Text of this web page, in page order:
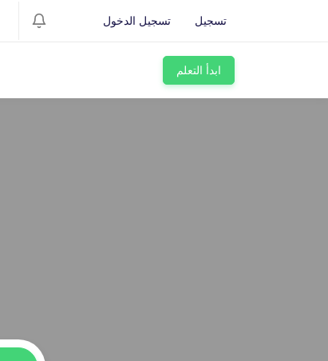
تسجيل الدخول تسجيل
ابدأ التعلم